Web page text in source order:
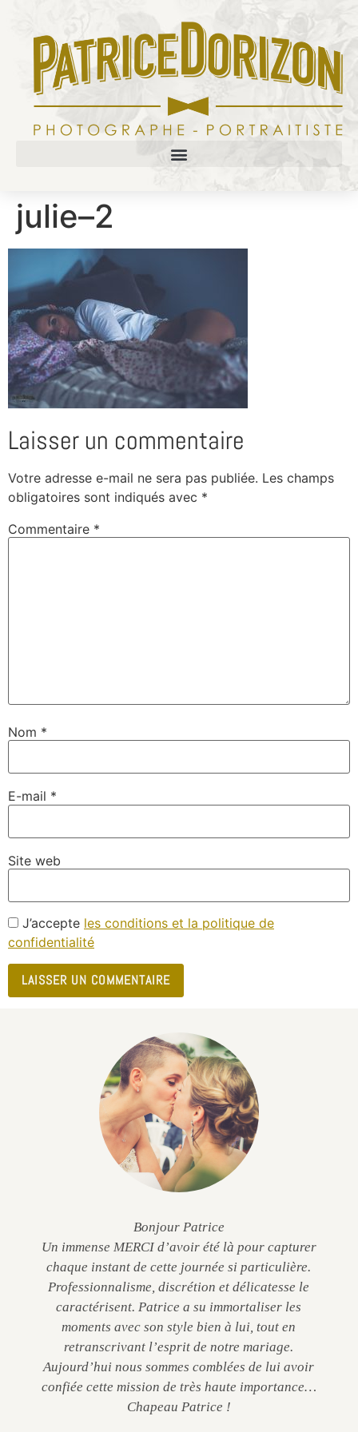
julie–2
Laisser un commentaire
Votre adresse e-mail ne sera pas publiée. Les champs
obligatoires sont indiqués avec *
Commentaire *
Nom *
E-mail *
Site web
J’accepte les conditions et la politique de
confidentialité
Bonjour Patrice
Un immense MERCI d’avoir été là pour capturer
chaque instant de cette journée si particulière.
Professionnalisme, discrétion et délicatesse le
caractérisent. Patrice a su immortaliser les
moments avec son style bien à lui, tout en
retranscrivant l’esprit de notre mariage.
Aujourd’hui nous sommes comblées de lui avoir
confiée cette mission de très haute importance…
Chapeau Patrice !